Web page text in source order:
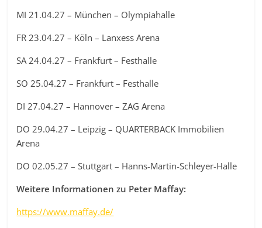
MI 21.04.27 – München – Olympiahalle
FR 23.04.27 – Köln – Lanxess Arena
SA 24.04.27 – Frankfurt – Festhalle
SO 25.04.27 – Frankfurt – Festhalle
DI 27.04.27 – Hannover – ZAG Arena
DO 29.04.27 – Leipzig – QUARTERBACK Immobilien
Arena
DO 02.05.27 – Stuttgart – Hanns-Martin-Schleyer-Halle
Weitere Informationen zu Peter Maffay:
https://www.maffay.de/